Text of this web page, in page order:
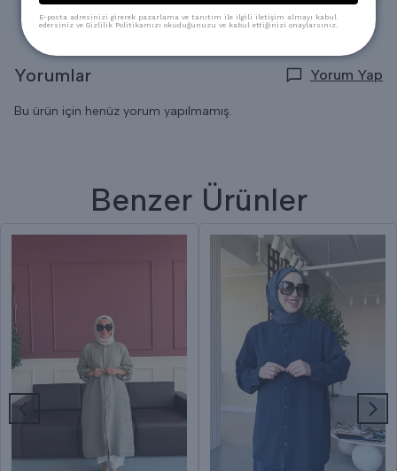
Yorumlar Yorum Yap
Bu ürün için henüz yorum yapılmamış.
Benzer Ürünler
E-posta adresinizi girerek pazarlama ve tanıtım ile ilgili iletişim almayı kabul
edersiniz ve Gizlilik Politikamızı okuduğunuzu ve kabul ettiğinizi onaylarsınız.